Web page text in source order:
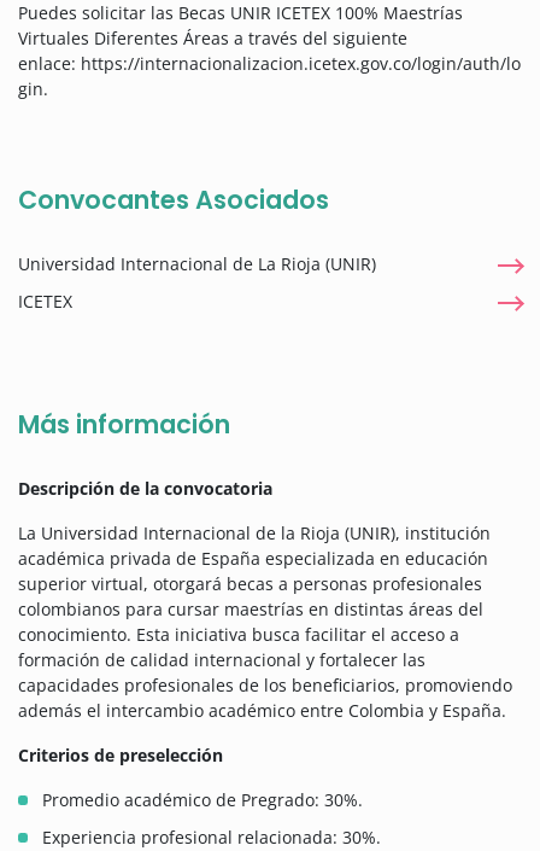
Puedes solicitar las Becas UNIR ICETEX 100% Maestrías
Virtuales Diferentes Áreas a través del siguiente
enlace: https://internacionalizacion.icetex.gov.co/login/auth/lo
gin.
Convocantes Asociados
Universidad Internacional de La Rioja (UNIR)
ICETEX
Más información
Descripción de la convocatoria
La Universidad Internacional de la Rioja (UNIR), institución
académica privada de España especializada en educación
superior virtual, otorgará becas a personas profesionales
colombianos para cursar maestrías en distintas áreas del
conocimiento. Esta iniciativa busca facilitar el acceso a
formación de calidad internacional y fortalecer las
capacidades profesionales de los beneficiarios, promoviendo
además el intercambio académico entre Colombia y España.
Criterios de preselección
Promedio académico de Pregrado: 30%.
Experiencia profesional relacionada: 30%.